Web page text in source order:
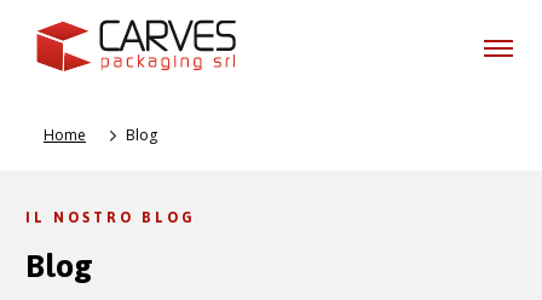
Home Blog
IL NOSTRO BLOG
Blog